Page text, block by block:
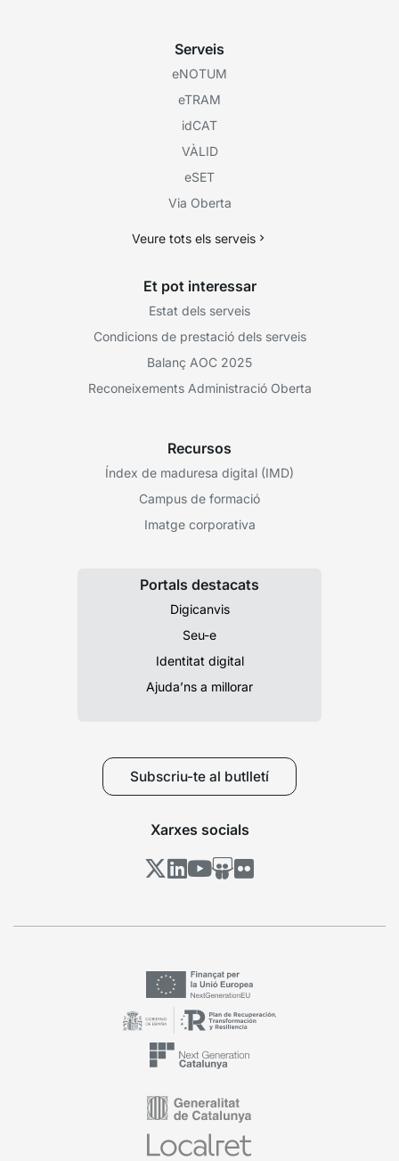
Serveis
eNOTUM
eTRAM
idCAT
VÀLID
eSET
Via Oberta
Veure tots els serveis
Et pot interessar
Estat dels serveis
Condicions de prestació dels serveis
Balanç AOC 2025
Reconeixements Administració Oberta
Recursos
Índex de maduresa digital (IMD)
Campus de formació
Imatge corporativa
Portals destacats
Digicanvis
Seu-e
Identitat digital
Ajuda’ns a millorar
Subscriu-te al butlletí
Xarxes socials